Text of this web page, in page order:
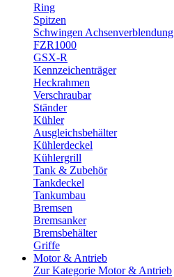
Ring
Spitzen
Schwingen Achsenverblendung
FZR1000
GSX-R
Kennzeichenträger
Heckrahmen
Verschraubar
Ständer
Kühler
Ausgleichsbehälter
Kühlerdeckel
Kühlergrill
Tank & Zubehör
Tankdeckel
Tankumbau
Bremsen
Bremsanker
Bremsbehälter
Griffe
Motor & Antrieb
Zur Kategorie Motor & Antrieb